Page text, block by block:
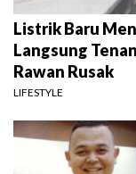
Listrik Baru
Langsung
Rawan Rusak
LIFESTYLE